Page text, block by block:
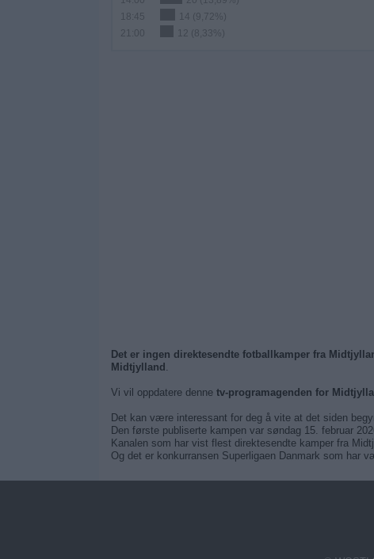
18:45
14 (9,72%)
21:00
12 (8,33%)
Det er ingen direktesendte fotballkamper fra
Midtjylland .
Vi vil oppdatere denne tv-programagenden for
Det kan være interessant for deg å vite at det siden
Den første publiserte kampen var søndag 15. februar
Kanalen som har vist flest direktesendte kamper fra
Og det er konkurransen Superligaen Danmark som har